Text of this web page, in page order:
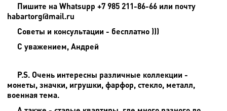
Пишите на Whatsupp +7 985 211-86-66 или почту
habartorg@mail.ru
Советы и консультации - бесплатно )))
С уважением, Андрей
P.S. Очень интересны различные коллекции -
монеты, значки, игрушки, фарфор, стекло, металл,
военная тема.